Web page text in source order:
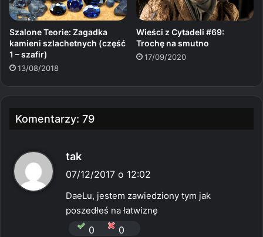
Szalone Teorie: Zagadka
kamieni szlachetnych (część
1 – szafir)
13/08/2018
Wieści z Cytadeli #69:
Trochę na smutno
17/09/2020
Komentarzy: 79
tak
i
e
07/12/2017 o 12:02
DaeLu, jestem zawiedziony tym jak
poszedłeś na łatwiznę
0
0